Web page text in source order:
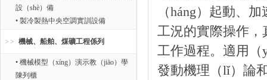
設（shè）備
• 製冷製熱中央空調實訓設備
機械、船舶、煤礦工程係列
• 機械模型（xíng）演示教（jiāo）學
陳列櫃
（háng）起動、
工況的實際操作
工作過程。適用（
發動機理（lǐ）論